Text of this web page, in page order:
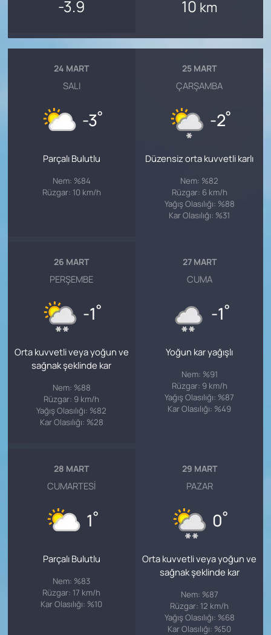
-3.9 10 km
24 MART
SALI
-3°
Parçalı Bulutlu
Nem: %84
Rüzgar: 10 km/h
25 MART
ÇARŞAMBA
-2°
Düzensiz orta kuvvetli karlı
Nem: %82
Rüzgar: 6 km/h
Yağış Olasılığı: %88
Kar Olasılığı: %31
26 MART
PERŞEMBE
-1°
Orta kuvvetli veya yoğun ve
sağnak şeklinde kar
Nem: %88
Rüzgar: 9 km/h
Yağış Olasılığı: %82
Kar Olasılığı: %28
27 MART
CUMA
-1°
Yoğun kar yağışlı
Nem: %91
Rüzgar: 9 km/h
Yağış Olasılığı: %87
Kar Olasılığı: %49
28 MART
CUMARTESI
1°
Parçalı Bulutlu
Nem: %83
Rüzgar: 17 km/h
Kar Olasılığı: %10
29 MART
PAZAR
0°
Orta kuvvetli veya yoğun ve
sağnak şeklinde kar
Nem: %87
Rüzgar: 12 km/h
Yağış Olasılığı: %68
Kar Olasılığı: %50